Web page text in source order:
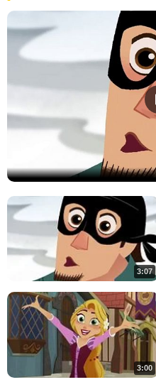
3:07
3:00